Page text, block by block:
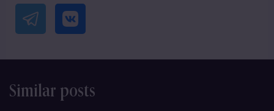
Similar posts